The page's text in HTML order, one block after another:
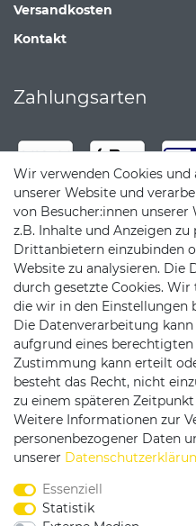
Versandkosten
Kontakt
Zahlungsarten
Versandpartner
Service & Kontakt
Rufen Sie uns an
Wir verwenden Cookies
unserer Website und
von Besucher:innen unserer
z.B. Inhalte und Anzeigen
Drittanbietern einzubinden
Website zu analysieren.
durch gesetzte Cookies.
die wir in den Einstellungen
Die Datenverarbeitung
aufgrund eines
Zustimmung kann erteilt
besteht das Recht, nicht
zu einem späteren
Weitere Informationen zur
personenbezogener Daten
unserer
Essenziell
Statistik